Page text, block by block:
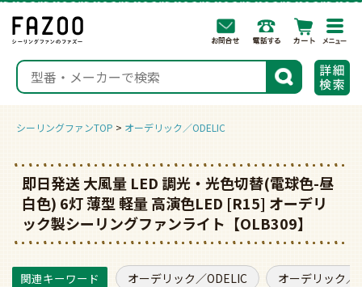
検索
シーリングファンTOP オーデリック／ODELIC
即日発送 大風量 LED 調光・光色切替(電球色-昼
白色) 6灯 薄型 軽量 高演色LED [R15] オーデリ
ック製シーリングファンライト【OLB309】
オーデリック／ODELIC オーデリック／